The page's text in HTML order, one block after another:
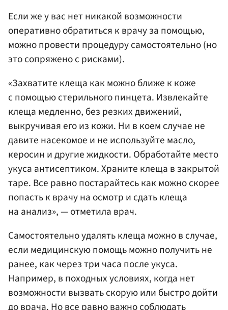
Если же у вас нет никакой возможности
оперативно обратиться к врачу за помощью,
можно провести процедуру самостоятельно (но
это сопряжено с рисками).
«Захватите клеща как можно ближе к коже
с помощью стерильного пинцета. Извлекайте
клеща медленно, без резких движений,
выкручивая его из кожи. Ни в коем случае не
давите насекомое и не используйте масло,
керосин и другие жидкости. Обработайте место
укуса антисептиком. Храните клеща в закрытой
таре. Все равно постарайтесь как можно скорее
попасть к врачу на осмотр и сдать клеща
на анализ», — отметила врач.
Самостоятельно удалять клеща можно в случае,
если медицинскую помощь можно получить не
ранее, как через три часа после укуса.
Например, в походных условиях, когда нет
возможности вызвать скорую или быстро дойти
до врача. Но все равно важно соблюдать